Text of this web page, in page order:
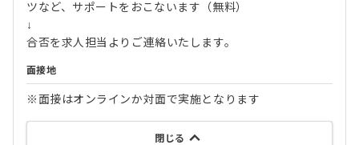
ツなど、サポートをおこないます（無料）
↓
合否を求人担当よりご連絡いたします。
面接地
※面接はオンラインか対面で実施となります
閉じる